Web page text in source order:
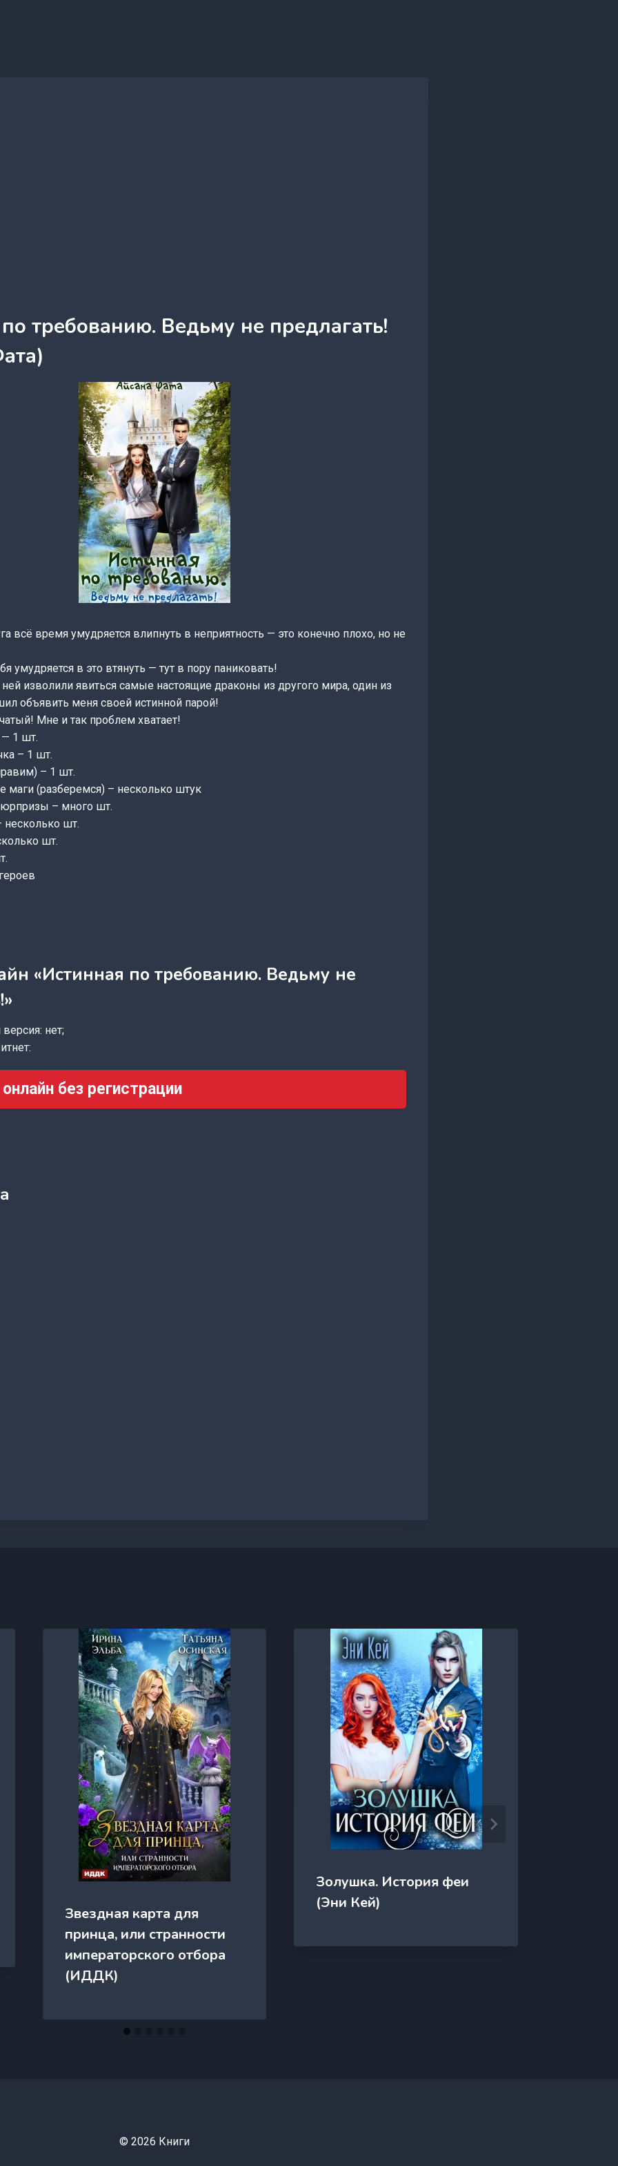
требованию. Ведьму не предлагать!
всё время умудряется влипнуть в неприятность — это конечно плохо, но не
умудряется в это втянуть — тут в пору паниковать!
изволили явиться самые настоящие драконы из другого мира, один из
объявить меня своей истинной парой!
Мне и так проблем хватает!
1 шт.
– 1 шт.
– 1 шт.
(разберемся) – несколько штук
– много шт.
шт.
шт.
«Истинная по требованию. Ведьму не
нет;
без регистрации
Звездная карта для
принца, или странности
императорского отбора
(ИДДК)
Золушка. История феи
(Эни Кей)
© 2026 Книги